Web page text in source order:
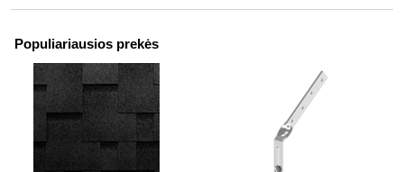
Populiariausios prekės